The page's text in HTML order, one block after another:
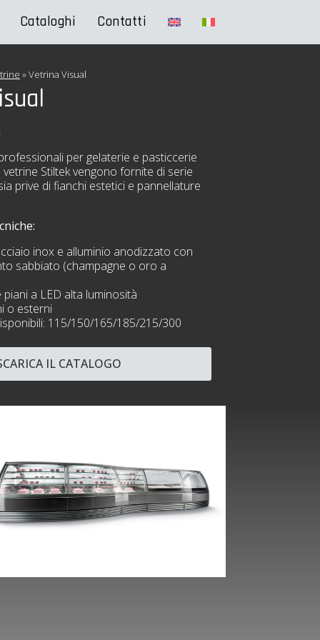
Cataloghi Contatti
»Vetrina Visual
per gelaterie e pasticcerie
vetrine Stiltek vengono fornite di serie
prive di fianchi estetici e pannellature
inox e alluminio anodizzato con
sabbiato (champagne o oro a
a LED alta luminosità
o esterni
115/150/165/185/215/300
IL CATALOGO